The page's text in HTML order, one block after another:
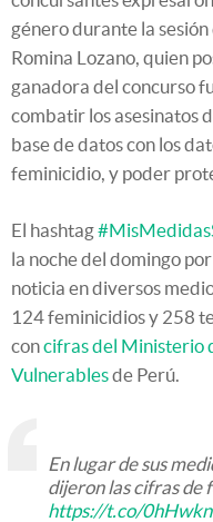
género durante la
Romina Lozano, quien
ganadora del concurso
combatir los asesinatos
base de datos con los
feminicidio, y poder
El hashtag
la noche del domingo
noticia en diversos
124 feminicidios y 258
concifras del Ministerio
Vulnerablesde Perú.
En lugar de sus
dijeron las cifras de
https://t.co/